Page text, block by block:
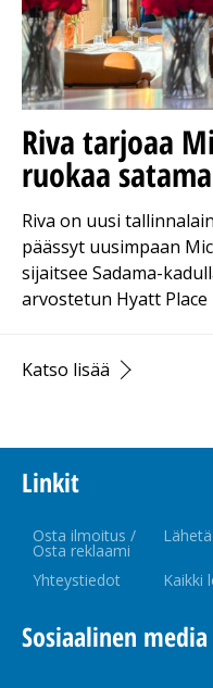
Riva tarjoaa
ruokaa
Riva on uusi
päässyt uusimpaan
sijaitsee Sadama-
arvostetun Hyatt
Katso lisää
Linkit
Osta ilmoitus /
Osta reklaami
Yhteystiedot Kaikki
Sosiaalinen media